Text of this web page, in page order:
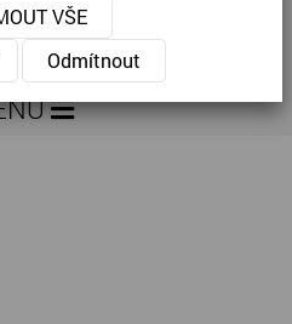
VŠE
Odmítnout